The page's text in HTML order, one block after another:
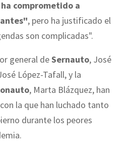
comprometido a
, pero ha justificado el
son complicadas".
general deSernauto, José
López-Tafall, y la
, Marta Blázquez, han
con la que han luchado tanto
durante los peores